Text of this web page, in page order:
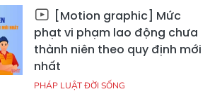
[Motion graphic] Mức
phạt vi phạm lao động chưa
thành niên theo quy định mới
nhất
PHÁP LUẬT ĐỜI SỐNG